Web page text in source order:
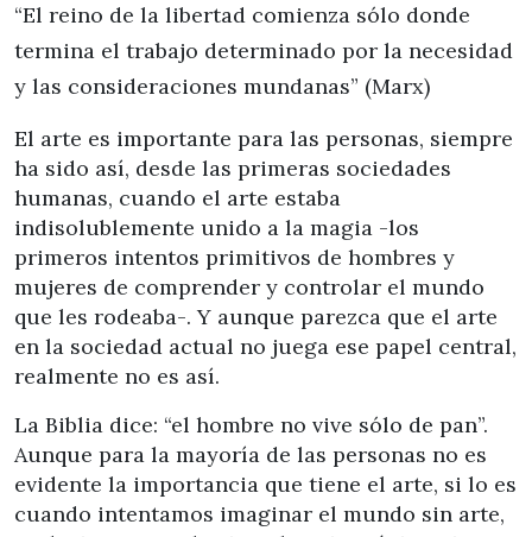
“El reino de la libertad comienza sólo donde
termina el trabajo determinado por la necesidad
y las consideraciones mundanas” (Marx)
El arte es importante para las personas, siempre
ha sido así, desde las primeras sociedades
humanas, cuando el arte estaba
indisolublemente unido a la magia -los
primeros intentos primitivos de hombres y
mujeres de comprender y controlar el mundo
que les rodeaba-. Y aunque parezca que el arte
en la sociedad actual no juega ese papel central,
realmente no es así.
La Biblia dice: “el hombre no vive sólo de pan”.
Aunque para la mayoría de las personas no es
evidente la importancia que tiene el arte, si lo es
cuando intentamos imaginar el mundo sin arte,